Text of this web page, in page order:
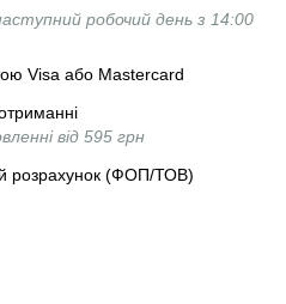
робочий день з 14:00
Visa або Mastercard
від 595 грн
розрахунок (ФОП/ТОВ)